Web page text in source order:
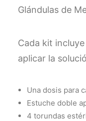
Glándulas de
Cada kit
aplicar la
Una dosis para
Estuche doble
4 torundas